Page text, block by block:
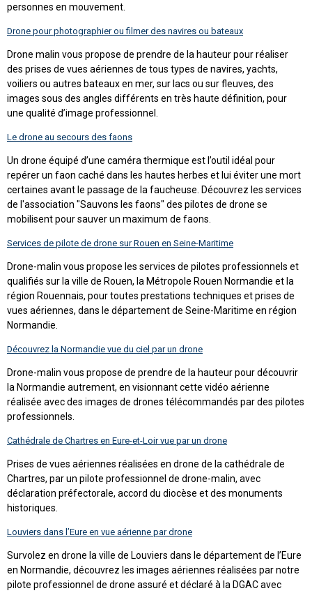
personnes en mouvement.
Drone pour photographier ou filmer des navires ou bateaux
Drone malin vous propose de prendre de la hauteur pour réaliser
des prises de vues aériennes de tous types de navires, yachts,
voiliers ou autres bateaux en mer, sur lacs ou sur fleuves, des
images sous des angles différents en très haute définition, pour
une qualité d’image professionnel.
Le drone au secours des faons
Un drone équipé d’une caméra thermique est l’outil idéal pour
repérer un faon caché dans les hautes herbes et lui éviter une mort
certaines avant le passage de la faucheuse. Découvrez les services
de l'association "Sauvons les faons" des pilotes de drone se
mobilisent pour sauver un maximum de faons.
Services de pilote de drone sur Rouen en Seine-Maritime
Drone-malin vous propose les services de pilotes professionnels et
qualifiés sur la ville de Rouen, la Métropole Rouen Normandie et la
région Rouennais, pour toutes prestations techniques et prises de
vues aériennes, dans le département de Seine-Maritime en région
Normandie.
Découvrez la Normandie vue du ciel par un drone
Drone-malin vous propose de prendre de la hauteur pour découvrir
la Normandie autrement, en visionnant cette vidéo aérienne
réalisée avec des images de drones télécommandés par des pilotes
professionnels.
Cathédrale de Chartres en Eure-et-Loir vue par un drone
Prises de vues aériennes réalisées en drone de la cathédrale de
Chartres, par un pilote professionnel de drone-malin, avec
déclaration préfectorale, accord du diocèse et des monuments
historiques.
Louviers dans l’Eure en vue aérienne par drone
Survolez en drone la ville de Louviers dans le département de l’Eure
en Normandie, découvrez les images aériennes réalisées par notre
pilote professionnel de drone assuré et déclaré à la DGAC avec